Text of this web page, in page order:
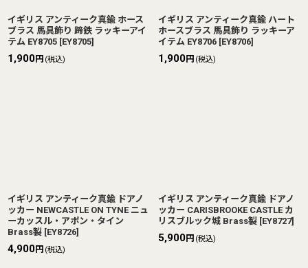
イギリス アンティーク真鍮 ホース
ブラス 馬具飾り 蹄鉄 ラッキーアイ
テム EY8705 [EY8705]
1,900円 (税込)
イギリス アンティーク真鍮 ハート
ホースブラス 馬具飾り ラッキーア
イテム EY8706 [EY8706]
1,900円 (税込)
イギリス アンティーク真鍮 ドアノ
ッカー NEWCASTLE ON TYNE ニュ
ーカッスル・アポン・タイン
Brass製 [EY8726]
4,900円 (税込)
イギリス アンティーク真鍮 ドアノ
ッカー CARISBROOKE CASTLE カ
リスブルック城 Brass製 [EY8727]
5,900円 (税込)